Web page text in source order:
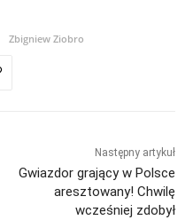
Zbigniew Ziobro
Następny artykuł
Gwiazdor grający w Polsce
aresztowany! Chwilę
wcześniej zdobył